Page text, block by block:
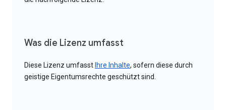
Was die Lizenz umfasst
Diese Lizenz umfasst Ihre Inhalte, sofern diese durch
geistige Eigentumsrechte geschützt sind.